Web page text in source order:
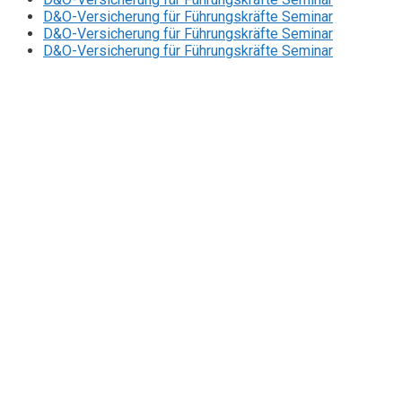
D&O-Versicherung für Führungskräfte Seminar
D&O-Versicherung für Führungskräfte Seminar
D&O-Versicherung für Führungskräfte Seminar